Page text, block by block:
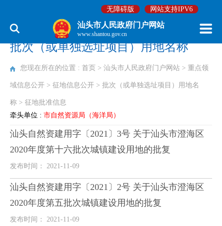
无障碍版 网站支持IPV6
汕头市人民政府门户网站
www.shantou.gov.cn
批次（或单独选址项目）用地名称
您现在所在的位置 : 首页 > 汕头市人民政府门户网站 > 重点领
域信息公开 > 征地信息公开 > 批次（或单独选址项目）用地名
称 > 征地批准信息
牵头单位 : 市自然资源局（海洋局）
汕头自然资建用字〔2021〕3号 关于汕头市澄海区
2020年度第十六批次城镇建设用地的批复
发布时间： 2021-11-09
汕头自然资建用字〔2021〕2号 关于汕头市澄海区
2020年度第五批次城镇建设用地的批复
发布时间： 2021-11-09